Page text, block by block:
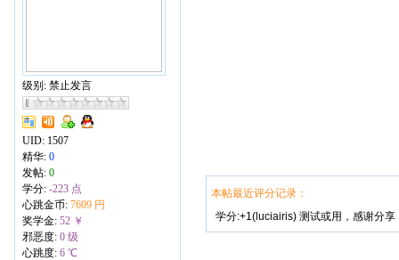
级别: 禁止发言
UID: 1507
精华: 0
发帖: 0
学分: -223 点
心跳金币: 7609 円
奖学金: 52 ￥
邪恶度: 0 级
心跳度: 6 ℃
本帖最近评分记录：
学分:+1(luciairis) 测试或用，感谢分享